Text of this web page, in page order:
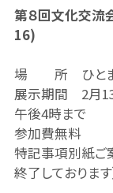
第８回文化交
16)
場 所 ひとま
展示期間 2月13
午後4時まで
参加費無料
特記事項別紙ご
終了しております